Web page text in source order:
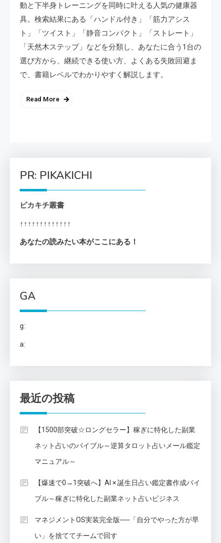
動と下半身トレーニングを同時に叶える人気の健康器
具。検索結果にある「ハンドル付き」「筋力アシス
ト」「ツイスト」「静音コンパクト」「ストレート」
「天然木ステップ」などを分類し、あなたに合う1台の
選び方から、継続できる使い方、よくある失敗回避ま
で、書籍レベルでわかりやすく解説します。
Read More
PR: PIKAKICHI
ピカキチ叢書
↑↑↑↑↑↑↑↑↑↑↑↑↑
あなたの読みたい本がここにある！
GA
g:
a:
最近の投稿
【1500部突破☆ロングセラー】稼ぎに特化した副業
ネット占いのバイブル～逆算タロット占いメール鑑定
マニュアル～
【爆速で0→1突破へ】AI × 誕生日占い鑑定書作成バイ
ブル～稼ぎに特化した副業ネット占いビジネス
マネジメントOS実装完全版──「自分でやった方が早
い」を捨ててチームで回す